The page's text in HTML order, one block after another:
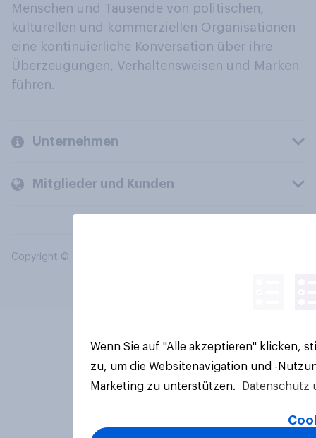
Menschen und Tausende von politischen,
kulturellen und kommerziellen Organisationen
eine kontinuierliche Konversation über ihre
Überzeugungen, Verhaltensweisen und Marken
führen.
Unternehmen
Mitglieder und Kunden
Copyright © 2026 YouGov PLC. Alle Rechte vorbehalten.
Wenn Sie auf "Alle akzeptieren" klicken,
zu, um die Websitenavigation und -
Marketing zu unterstützen.
Datenschutz